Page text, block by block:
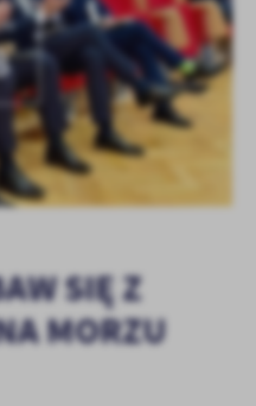
SIĘ Z
MORZU